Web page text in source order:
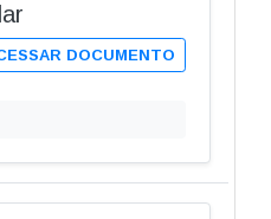
DOCUMENTO